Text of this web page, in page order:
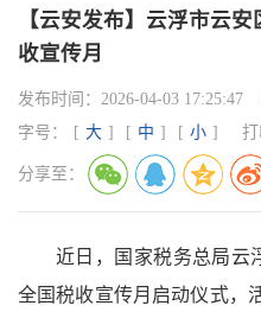
【云安发布】云浮市云
收宣传月
发布时间： 2026-04-03 17:25:47
字号：
[ 大 ] [ 中 ] [ 小 ] 打
分享至：
近日，国家税务总局云
全国税收宣传月启动仪式，